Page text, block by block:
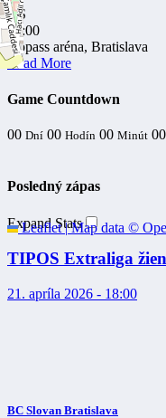
Leaflet |Map data ©
VS
18:00
Gopass aréna, Bratislava
Read More
Game Countdown
00 Dní 00 Hodín 00 Minút 00
Posledný zápas
Expand Stats
TIPOS Extraliga
21. apríla 2026 - 18:00
BC Slovan Bratislava